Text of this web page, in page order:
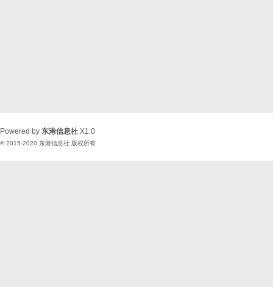
Powered by 东港信息社 X1.0
© 2015-2020 东港信息社 版权所有